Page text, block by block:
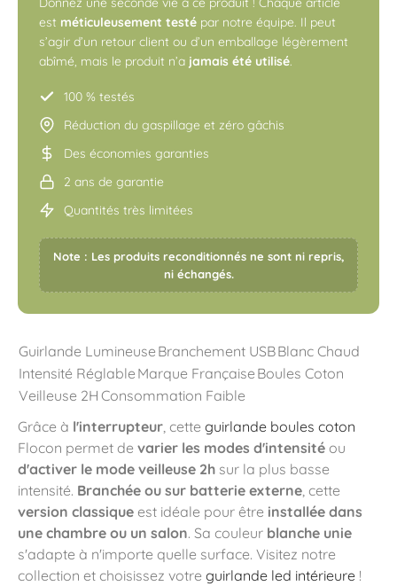
est méticuleusement testé par notre équipe. Il peut
s’agir d’un retour client ou d’un emballage légèrement
abîmé, mais le produit n’a jamais été utilisé.
100 % testés
Réduction du gaspillage et zéro gâchis
Des économies garanties
2 ans de garantie
Quantités très limitées
Note : Les produits reconditionnés ne sont ni repris,
ni échangés.
Guirlande Lumineuse Branchement USBBlanc Chaud
Intensité Réglable Marque Française Boules Coton
Veilleuse 2H Consommation Faible
Grâce à l'interrupteur, cette guirlande boules coton
Flocon permet de varier les modes d'intensité ou
d'activer le mode veilleuse 2h sur la plus basse
intensité. Branchée ou sur batterie externe, cette
version classique est idéale pour être installée dans
une chambre ou un salon. Sa couleur blanche unie
s'adapte à n'importe quelle surface. Visitez notre
collection et choisissez votre guirlande led intérieure !